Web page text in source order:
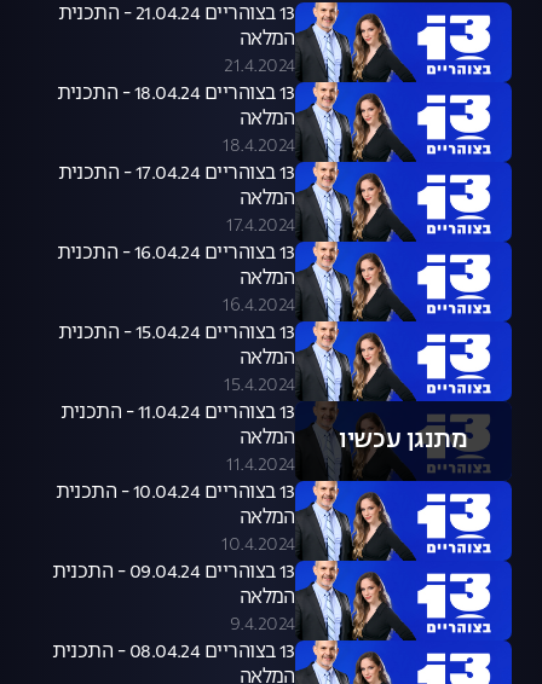
13 בצוהריים 21.04.24 - התכנית
המלאה
21.4.2024
13 בצוהריים 18.04.24 - התכנית
המלאה
18.4.2024
13 בצוהריים 17.04.24 - התכנית
המלאה
17.4.2024
13 בצוהריים 16.04.24 - התכנית
המלאה
16.4.2024
13 בצוהריים 15.04.24 - התכנית
המלאה
15.4.2024
מתנגן עכשיו
13 בצוהריים 11.04.24 - התכנית
המלאה
11.4.2024
13 בצוהריים 10.04.24 - התכנית
המלאה
10.4.2024
13 בצוהריים 09.04.24 - התכנית
המלאה
9.4.2024
13 בצוהריים 08.04.24 - התכנית
המלאה